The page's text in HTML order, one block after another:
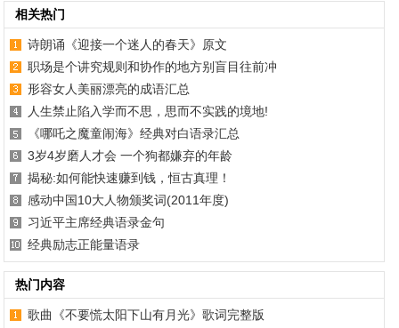
相关热门
诗朗诵《迎接一个迷人的春天》原文
职场是个讲究规则和协作的地方别盲目往前冲
形容女人美丽漂亮的成语汇总
人生禁止陷入学而不思，思而不实践的境地!
《哪吒之魔童闹海》经典对白语录汇总
3岁4岁磨人才会 一个狗都嫌弃的年龄
揭秘:如何能快速赚到钱，恒古真理！
感动中国10大人物颁奖词(2011年度)
习近平主席经典语录金句
经典励志正能量语录
热门内容
歌曲《不要慌太阳下山有月光》歌词完整版